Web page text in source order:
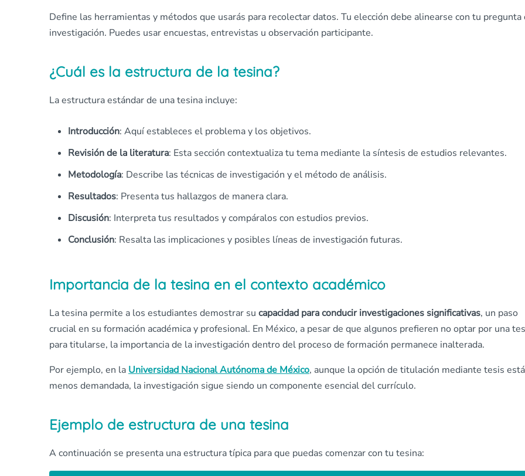
Define las herramientas y métodos que usarás para recolectar datos. Tu elección debe alinearse con tu pregunta
investigación. Puedes usar encuestas, entrevistas u observación participante.
¿Cuál es la estructura de la tesina?
La estructura estándar de una tesina incluye:
Introducción: Aquí estableces el problema y los objetivos.
Revisión de la literatura: Esta sección contextualiza tu tema mediante la síntesis de estudios relevantes.
Metodología: Describe las técnicas de investigación y el método de análisis.
Resultados: Presenta tus hallazgos de manera clara.
Discusión: Interpreta tus resultados y compáralos con estudios previos.
Conclusión: Resalta las implicaciones y posibles líneas de investigación futuras.
Importancia de la tesina en el contexto académico
La tesina permite a los estudiantes demostrar su capacidad para conducir investigaciones significativas, un paso
crucial en su formación académica y profesional. En México, a pesar de que algunos prefieren no optar por una
para titularse, la importancia de la investigación dentro del proceso de formación permanece inalterada.
Por ejemplo, en la Universidad Nacional Autónoma de México, aunque la opción de titulación mediante tesis está
menos demandada, la investigación sigue siendo un componente esencial del currículo.
Ejemplo de estructura de una tesina
A continuación se presenta una estructura típica para que puedas comenzar con tu tesina: